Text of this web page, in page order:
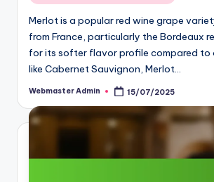
in
Merlot is a popular red wine grape
from France, particularly the Bordeaux
for its softer flavor profile compared to
like Cabernet Sauvignon, Merlot…
Posted
Webmaster Admin 15/07/2025